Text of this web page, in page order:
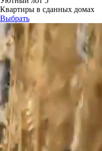
Квартиры в сданных домах
Выбрать